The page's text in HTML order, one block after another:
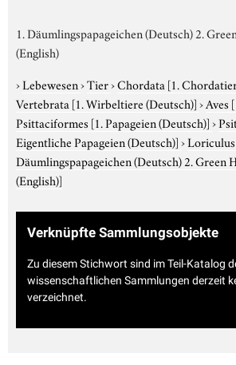
1. Däumlingspapageichen (Deutsch) 2.
(English)
›Lebewesen›Tier›Chordata [1.
Vertebrata [1. Wirbeltiere (Deutsch)]›Aves
Psittaciformes [1. Papageien (Deutsch)]›
Eigentliche Papageien (Deutsch)]›
Däumlingspapageichen (Deutsch) 2. Green
(English)]
Verknüpfte Sammlungsobjekte
Zu diesem Stichwort sind im Teil-Katalog
wissenschaftlichen Sammlungen derzeit
verzeichnet.